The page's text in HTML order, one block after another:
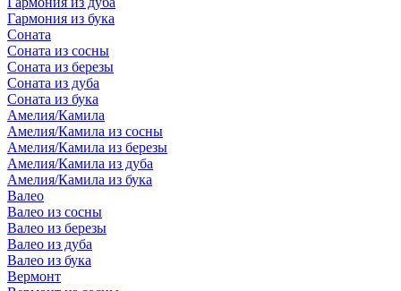
Гармония из бука
Соната
Соната из сосны
Соната из березы
Соната из дуба
Соната из бука
Амелия/Камила
Амелия/Камила из сосны
Амелия/Камила из березы
Амелия/Камила из дуба
Амелия/Камила из бука
Валео
Валео из сосны
Валео из березы
Валео из дуба
Валео из бука
Вермонт